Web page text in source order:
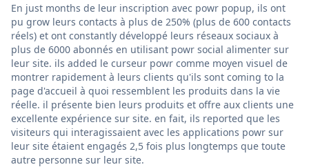
En just months de leur inscription avec powr popup, ils ont
pu grow leurs contacts à plus de 250% (plus de 600 contacts
réels) et ont constantly développé leurs réseaux sociaux à
plus de 6000 abonnés en utilisant powr social alimenter sur
leur site. ils added le curseur powr comme moyen visuel de
montrer rapidement à leurs clients qu'ils sont coming to la
page d'accueil à quoi ressemblent les produits dans la vie
réelle. il présente bien leurs produits et offre aux clients une
excellente expérience sur site. en fait, ils reported que les
visiteurs qui interagissaient avec les applications powr sur
leur site étaient engagés 2,5 fois plus longtemps que toute
autre personne sur leur site.